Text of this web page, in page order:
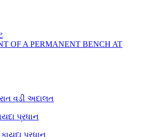
OF A PERMANENT BENCH AT
વડી અદાલત
પ્રધાન
પ્રધાન